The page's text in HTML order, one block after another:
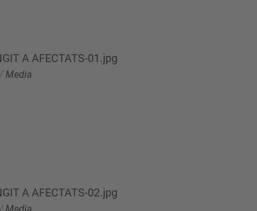
A AFECTATS-01.jpg
/ Media
A AFECTATS-02.jpg